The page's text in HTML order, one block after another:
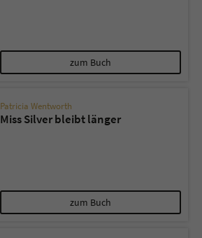
zum Buch
Patricia Wentworth
Miss Silver bleibt länger
zum Buch